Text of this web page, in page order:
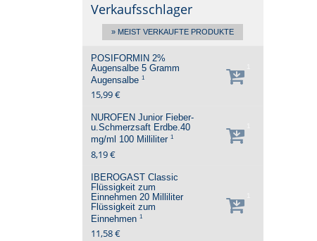
Verkaufsschlager
» MEIST VERKAUFTE PRODUKTE
POSIFORMIN 2%
Augensalbe5 Gramm
Augensalbe 1
15,99 €
NUROFEN Junior Fieber-
u.Schmerzsaft Erdbe.40
mg/ml 100 Milliliter1
8,19 €
IBEROGAST Classic
Flüssigkeit zum
Einnehmen 20 Milliliter
Flüssigkeit zum
Einnehmen 1
11,58 €